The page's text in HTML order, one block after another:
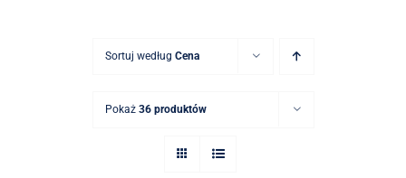
Sortuj według Cena
Pokaż 36 produktów